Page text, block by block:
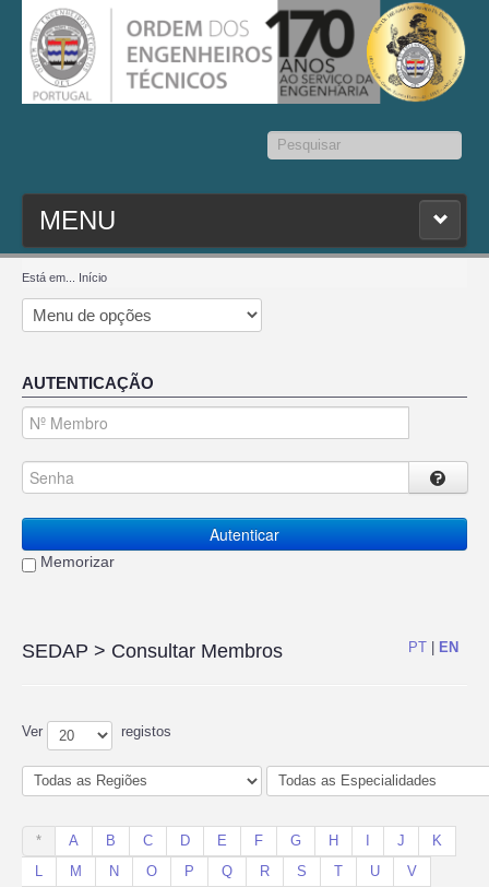
Pesquisar...
MENU
PESQ. MEMBROS
ESTATUTO
CONTACTOS
SEDAP
Está em... Início
AUTENTICAÇÃO
Autenticar
Memorizar
PT EN
SEDAP > Consultar Membros
Ver registos
* A B C D E F G H J
K
M N O P Q R S T U
V